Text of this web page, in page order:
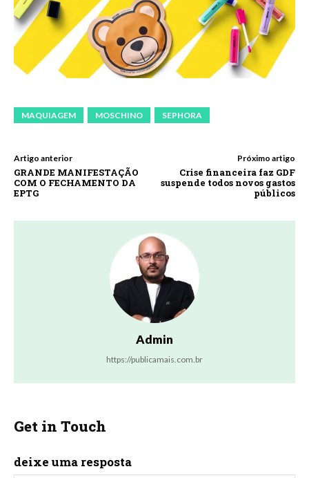
MAQUIAGEM MOSCHINO SEPHORA
Artigo anterior
GRANDE MANIFESTAÇÃO
COM O FECHAMENTO DA
EPTG
Próximo artigo
Crise financeira faz GDF
suspende todos novos gastos
públicos
Admin
https://publicamais.com.br
Get in Touch
deixe uma resposta